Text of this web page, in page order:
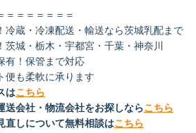
＝＝＝＝＝＝＝
冷蔵・冷凍配送・輸送なら茨城乳配まで
城・栃木・宇都宮・千葉・神奈川
有！保管まで対応
も柔軟に承ります
はこちら
送会社・物流会社をお探しならこちら
直しについて無料相談はこちら